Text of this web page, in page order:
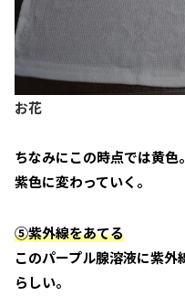
お花
ちなみにこの時点では黄
紫色に変わっていく。
⑤紫外線をあてる
このパープル腺溶液に紫外
らしい。